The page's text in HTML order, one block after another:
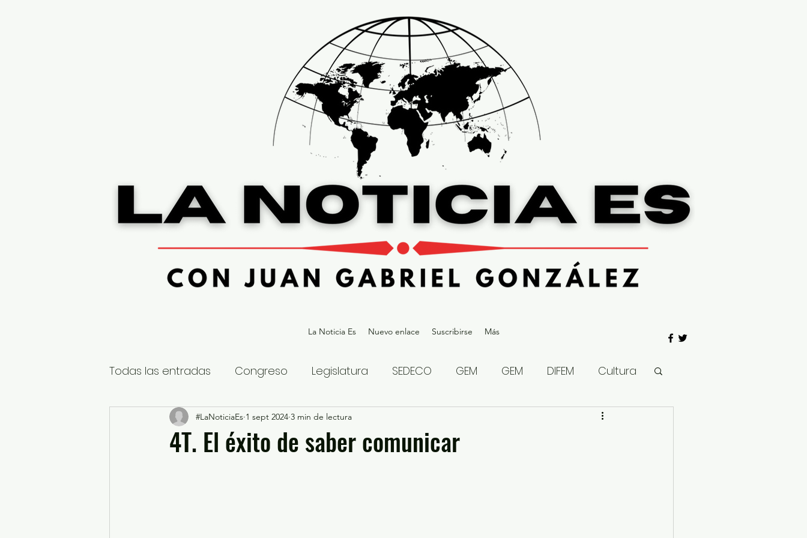
La Noticia Es Nuevo enlace Suscribirse Más
Todas las entradas Congreso Legislatura SEDECO GEM GEM DIFEM Cultura
Nacional Estatal Gubernatura Edoméx 2023
4T. El éxito de saber comunicar
#LaNoticiaEs 1 sept 2024 3 min de lectura